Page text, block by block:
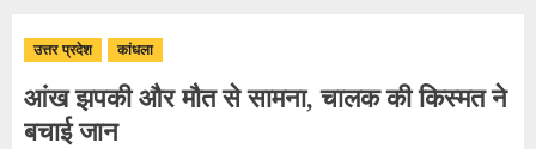
उत्तर प्रदेश कांधला
आंख झपकी और मौत से सामना, चालक की किस्मत ने
बचाई जान